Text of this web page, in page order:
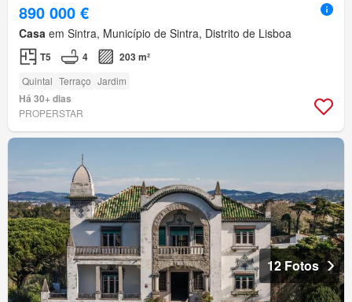
890 000 €
Casa em Sintra, Município de Sintra, Distrito de Lisboa
T5 4 203 m²
Quintal Terraço Jardim
Há 30+ dias
PROPERSTAR
12 Fotos